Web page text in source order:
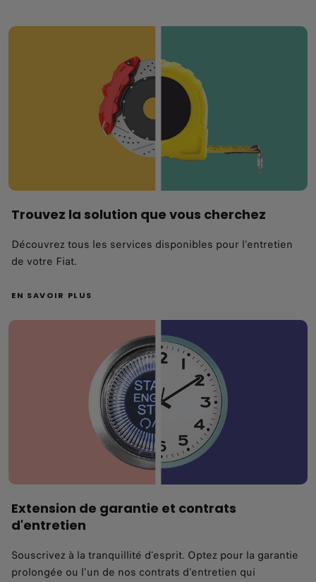
Trouvez la solution que vous cherchez
Découvrez tous les services disponibles pour l'entretien
de votre Fiat.
EN SAVOIR PLUS
Extension de garantie et contrats
d'entretien
Souscrivez à la tranquillité d’esprit. Optez pour la garantie
prolongée ou l'un de nos contrats d'entretien qui